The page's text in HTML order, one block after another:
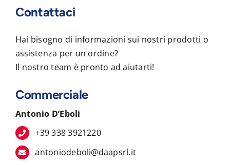
Contattaci
Hai bisogno di informazioni sui nostri prodotti o
assistenza per un ordine?
Il nostro team è pronto ad aiutarti!
Commerciale
Antonio D’Eboli
+39 338 3921220
antoniodeboli@daapsrl.it